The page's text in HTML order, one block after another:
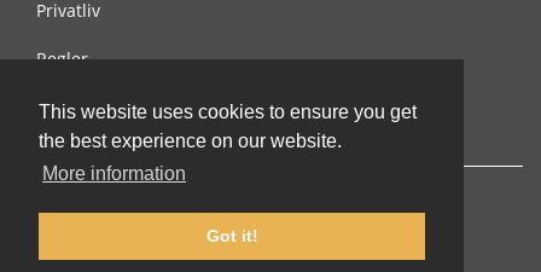
This website uses cookies to ensure you get
the best experience on our website.
More information
Got it!
Privatliv
Regler
Kontakt os
© 2002-2026 lernu.net |Impressum